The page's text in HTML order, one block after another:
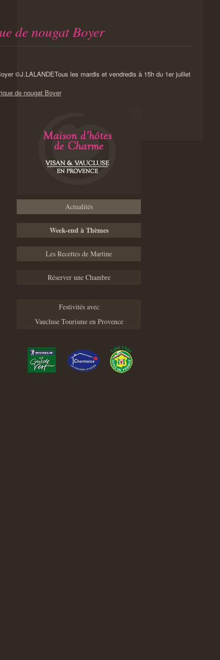
de nougat Boyer
Tous les mardis et vendredis à 15h du 1er juillet
de nougat Boyer
Actualités
Week-end à Thèmes
Les Recettes de Martine
Réserver une Chambre
Festivités avec
Vaucluse Tourisme en Provence